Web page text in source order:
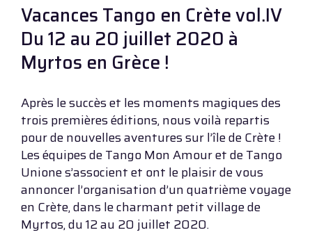
Vacances Tango en Crète vol.IV
Du 12 au 20 juillet 2020 à
Myrtos en Grèce !
Après le succès et les moments magiques des
trois premières éditions, nous voilà repartis
pour de nouvelles aventures sur l’île de Crète !
Les équipes de Tango Mon Amour et de Tango
Unione s’associent et ont le plaisir de vous
annoncer l’organisation d’un quatrième voyage
en Crète, dans le charmant petit village de
Myrtos, du 12 au 20 juillet 2020.